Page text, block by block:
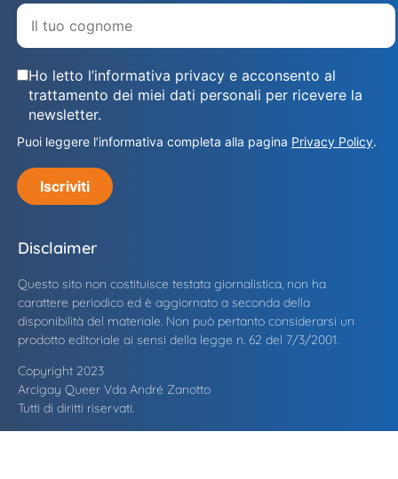
Ho letto l’informativa privacy e acconsento al
trattamento dei miei dati personali per ricevere la
newsletter.
Puoi leggere l’informativa completa alla pagina Privacy Policy.
Iscriviti
Disclaimer
Questo sito non costituisce testata giornalistica, non ha
carattere periodico ed è aggiornato a seconda della
disponibilità del materiale. Non può pertanto considerarsi un
prodotto editoriale ai sensi della legge n. 62 del 7/3/2001.
Copyright 2023
Arcigay Queer Vda André Zanotto
Tutti di diritti riservati.